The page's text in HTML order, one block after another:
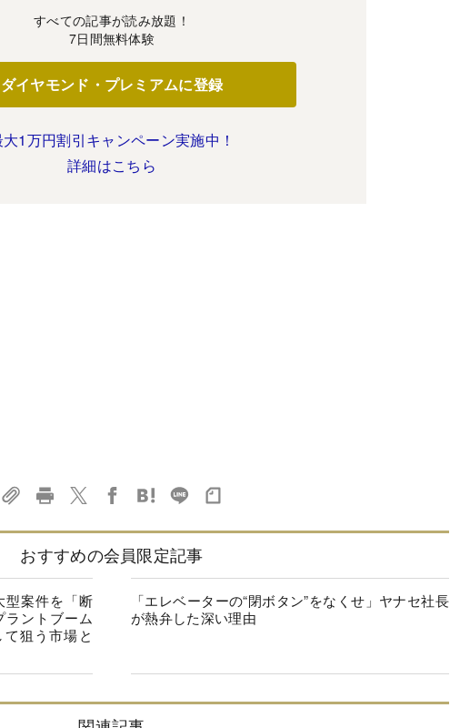
すべての記事が読み放題！
7日間無料体験
ダイヤモンド・プレミアムに登録
1万円割引キャンペーン実施中！
詳細はこちら
おすすめの会員限定記事
型案件を「断
ラントブーム
狙う市場と
「エレベーターの“閉ボタン”をなくせ」ヤナセ社長
が熱弁した深い理由